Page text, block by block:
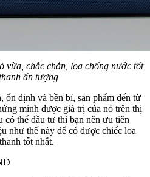
vừa, chắc chắn, loa chống nước tốt
ấn tượng
ổn định và bền bỉ, sản phẩm đến từ
minh được giá trị của nó trên thị
thể đầu tư thì bạn nên ưu tiên
như thế này để có được chiếc loa
tốt nhất.